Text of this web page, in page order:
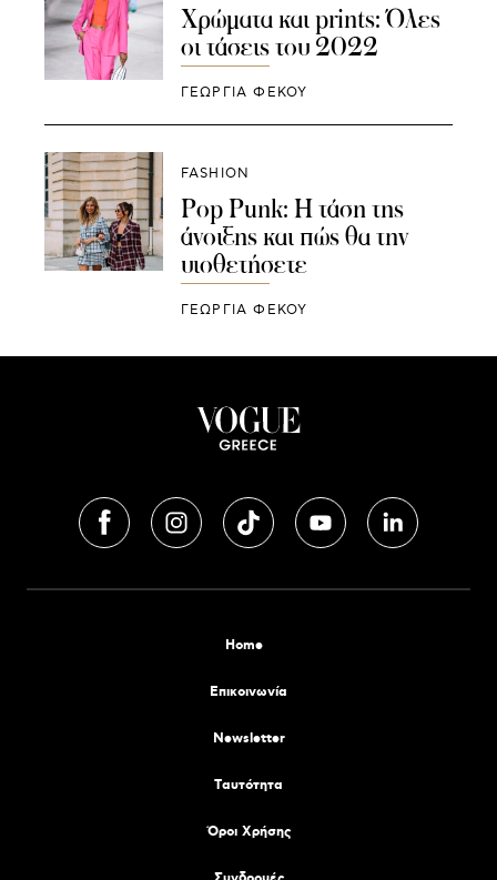
Χρώματα και prints: Όλες
οι τάσεις του 2022
ΓΕΩΡΓΙΑ ΦΕΚΟΥ
FASHION
Pop Punk: Η τάση της
άνοιξης και πώς θα την
υιοθετήσετε
ΓΕΩΡΓΙΑ ΦΕΚΟΥ
Home
Επικοινωνία
Newsletter
Tαυτότητα
Όροι Χρήσης